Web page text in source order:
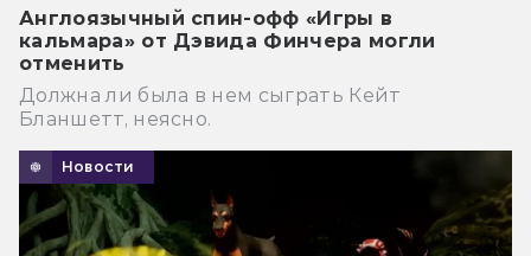
Англоязычный спин-офф «Игры в
кальмара» от Дэвида Финчера могли
отменить
Должна ли была в нем сыграть Кейт
Бланшетт, неясно.
Новости